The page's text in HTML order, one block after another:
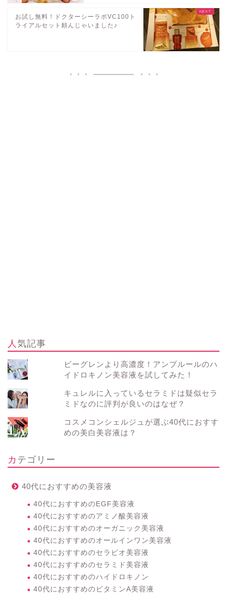
お試し無料！ドクターシーラボVC100ト
ライアルセット頼んじゃいました♪
人気記事
ビーグレンより高濃度！アンプルールのハ
イドロキノン美容液を試してみた！
キュレルに入っているセラミドは疑似セラ
ミドなのに評判が良いのはなぜ？
コスメコンシェルジュが選ぶ40代におすす
めの美白美容液は？
カテゴリー
40代におすすめの美容液
40代におすすめのEGF美容液
40代におすすめのアミノ酸美容液
40代におすすめのオーガニック美容液
40代におすすめのオールインワン美容液
40代におすすめのセラビオ美容液
40代におすすめのセラミド美容液
40代におすすめのハイドロキノン
40代におすすめのビタミンA美容液